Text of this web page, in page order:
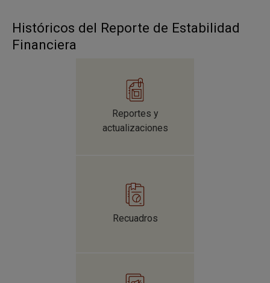
Históricos del Reporte de Estabilidad
Financiera
Reportes y
actualizaciones
Recuadros